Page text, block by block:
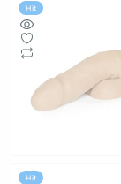
Hit
Hit